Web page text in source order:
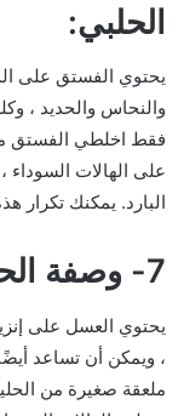
الحلبي:
يحتوي الفستق على
والنحاس والحديد ،
فقط اخلطي الفستق
البارد. يمكنك تكرار
7- وصفة الحليب والعسل:
يحتوي العسل على
، ويمكن أن تساعد
ملعقة صغيرة من